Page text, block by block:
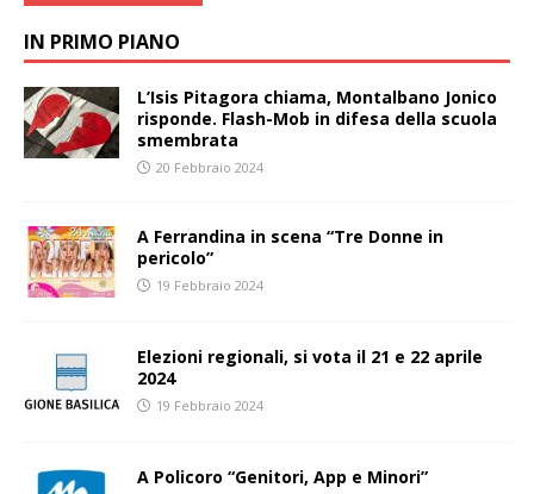
IN PRIMO PIANO
L’Isis Pitagora chiama, Montalbano Jonico
risponde. Flash-Mob in difesa della scuola
smembrata
20 Febbraio 2024
A Ferrandina in scena “Tre Donne in
pericolo”
19 Febbraio 2024
Elezioni regionali, si vota il 21 e 22 aprile
2024
19 Febbraio 2024
A Policoro “Genitori, App e Minori”